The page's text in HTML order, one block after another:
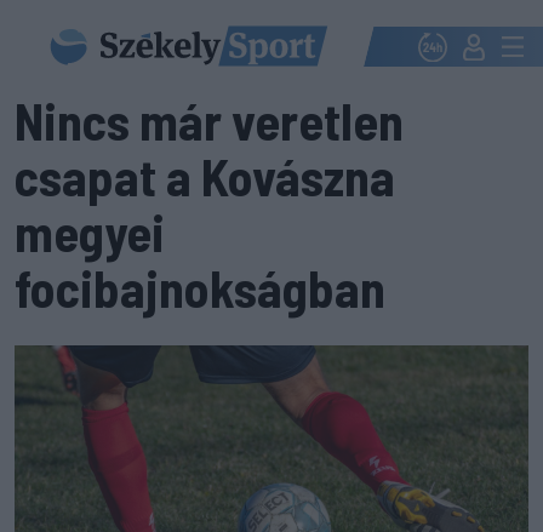
Nincs már veretlen
csapat a Kovászna
megyei
focibajnokságban